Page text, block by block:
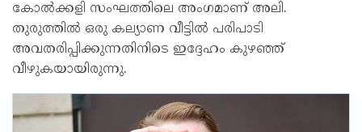
കോൽക്കളി സംഘത്തിലെ അം​ഗമാണ് അലി.
തുരുത്തിൽ ഒരു കല്യാണ വീട്ടിൽ പരിപാടി
അവതരിപ്പിക്കുന്നതിനിടെ ഇദ്ദേഹം കുഴഞ്ഞ്
വീഴുകയായിരുന്നു.